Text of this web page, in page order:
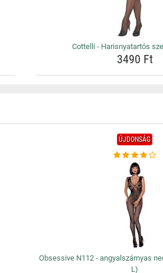
Cottelli - Harisnyatartós
3490 Ft
ÚJDONSÁG
Obsessive N112 - angyalszárnyas
L)